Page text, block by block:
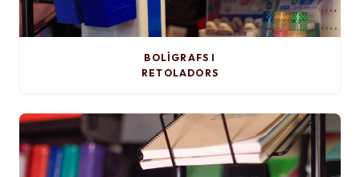
BOLÍGRAFS I
RETOLADORS